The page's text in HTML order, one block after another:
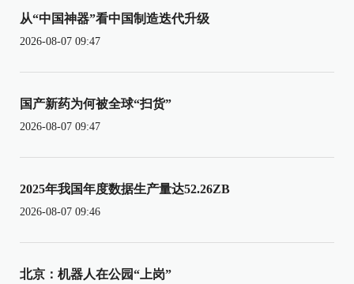
从“中国神器”看中国制造迭代升级
2026-08-07 09:47
国产新药为何被全球“扫货”
2026-08-07 09:47
2025年我国年度数据生产量达52.26ZB
2026-08-07 09:46
北京：机器人在公园“上岗”